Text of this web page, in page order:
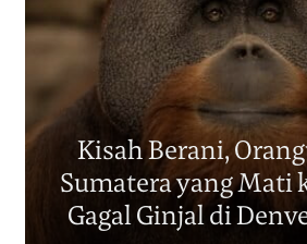
Populasi
Sumatera
Individu dalam Satu
Junaidi Hanafiah 14 Jul
Kisah Berani,
Sumatera yang Mati
Gagal Ginjal di